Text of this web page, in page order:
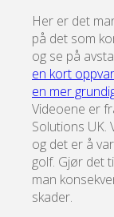
Her er det
på det som
og se på
en kort
en mer
Videoene er
Solutions UK.
og det er å
golf. Gjør det
man
skader.